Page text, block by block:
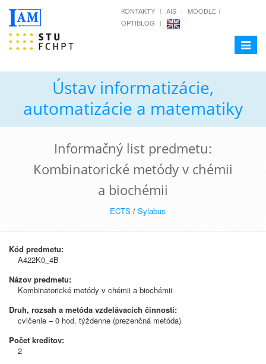
KONTAKTY AIS
MOODLE
OPTIBLOG
Toggle
Ústav informatizácie,
automatizácie a matematiky
Informačný list predmetu:
Kombinatorické metódy v chémii
a biochémii
ECTS / Sylabus
Kód predmetu:
A422K0_4B
Názov predmetu:
Kombinatorické metódy v chémii a biochémii
Druh, rozsah a metóda vzdelávacích činností:
cvičenie – 0 hod. týždenne (prezenčná metóda)
Počet kreditov:
2